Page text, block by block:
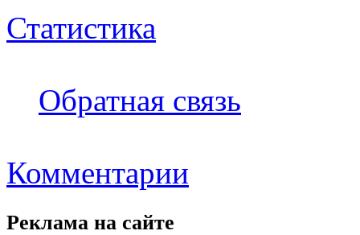
Статистика
Обратная связь
Комментарии
Реклама на сайте